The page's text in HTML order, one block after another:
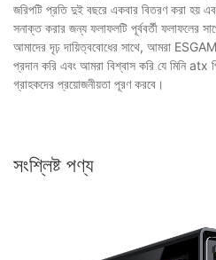
জরিপটি প্রতি দুই বছরে একবার বিতরণ করা হয় এবং
সনাক্ত করার জন্য ফলাফলটি পূর্ববর্তী ফলাফলের
আমাদের দৃঢ় দায়িত্ববোধের সাথে, আমরা
প্রদান করি এবং আমরা বিশ্বাস করি যে মিনি
গ্রাহকদের প্রয়োজনীয়তা পূরণ করবে।
সংশ্লিষ্ট পণ্য